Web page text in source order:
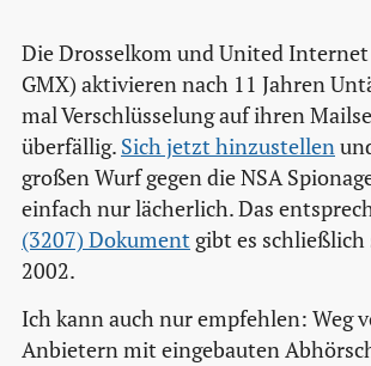
Die Drosselkom und United
GMX) aktivieren nach 11 Jahren
mal Verschlüsselung auf ihren
überfällig. Sich jetzt hinzustellen
großen Wurf gegen die NSA
einfach nur lächerlich. Das
(3207) Dokument gibt es schließlich
2002.
Ich kann auch nur empfehlen: Weg
Anbietern mit eingebauten